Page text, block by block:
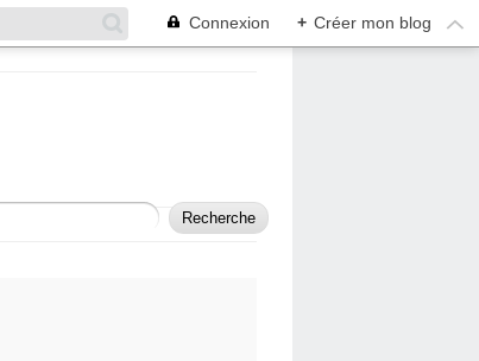
Connexion + Créer mon blog